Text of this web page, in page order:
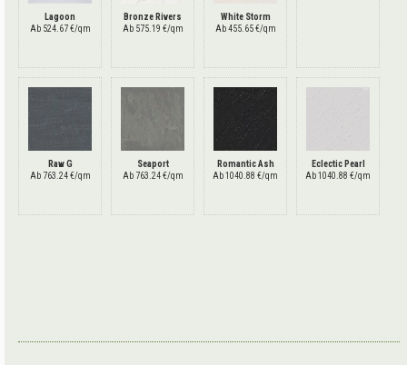
Lagoon
Ab 524.67 €/qm
Bronze Rivers
Ab 575.19 €/qm
White Storm
Ab 455.65 €/qm
Raw G
Ab 763.24 €/qm
Seaport
Ab 763.24 €/qm
Romantic Ash
Ab 1040.88 €/qm
Eclectic Pearl
Ab 1040.88 €/qm